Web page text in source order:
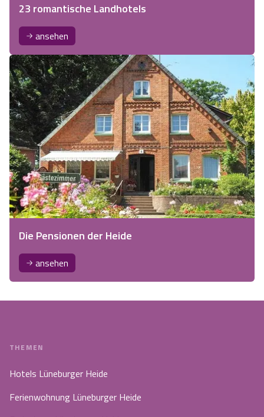
23 romantische Landhotels
ansehen
Die Pensionen der Heide
ansehen
THEMEN
Hotels Lüneburger Heide
Ferienwohnung Lüneburger Heide